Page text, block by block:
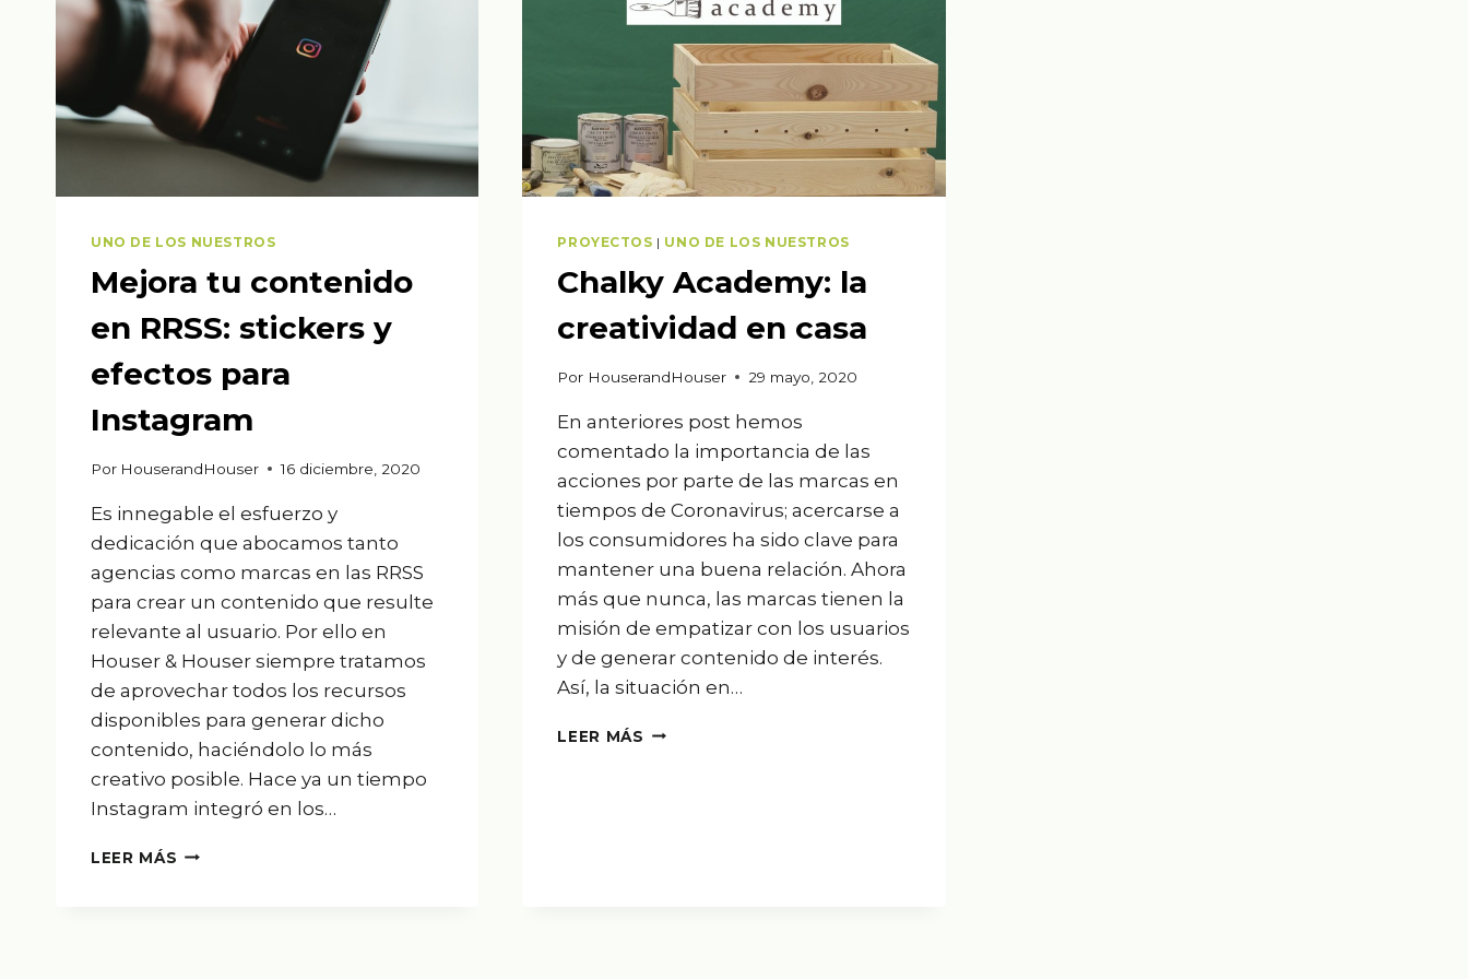
UNO DE LOS NUESTROS
Mejora tu contenido
en RRSS: stickers y
efectos para
Instagram
Por HouserandHouser 16 diciembre, 2020
Es innegable el esfuerzo y
dedicación que abocamos tanto
agencias como marcas en las RRSS
para crear un contenido que resulte
relevante al usuario. Por ello en
Houser & Houser siempre tratamos
de aprovechar todos los recursos
disponibles para generar dicho
contenido, haciéndolo lo más
creativo posible. Hace ya un tiempo
Instagram integró en los…
LEER MÁS MEJORA
PROYECTOS | UNO DE LOS NUESTROS
Chalky Academy: la
creatividad en casa
Por HouserandHouser 29 mayo, 2020
En anteriores post hemos
comentado la importancia de las
acciones por parte de las marcas en
tiempos de Coronavirus; acercarse a
los consumidores ha sido clave para
mantener una buena relación. Ahora
más que nunca, las marcas tienen la
misión de empatizar con los usuarios
y de generar contenido de interés.
Así, la situación en…
LEER MÁS CHALKY